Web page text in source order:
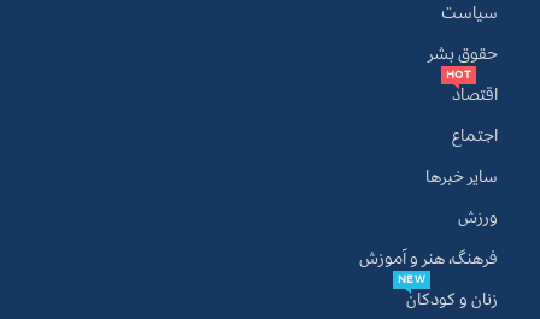
سیاست
حقوق بشر
اقتصاد
HOT
اجتماع
سایر خبرها
ورزش
فرهنگ، هنر و آموزش
زنان و کودکان
NEW